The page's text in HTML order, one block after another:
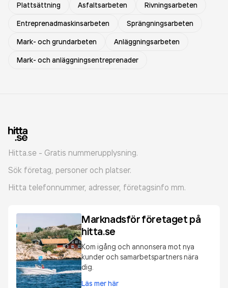
Plattsättning
Asfaltsarbeten
Rivningsarbeten
Entreprenadmaskinsarbeten
Sprängningsarbeten
Mark- och grundarbeten
Anläggningsarbeten
Mark- och anläggningsentreprenader
Hitta.se - Gratis nummerupplysning.
Sök företag, personer och platser.
Hitta telefonnummer, adresser, företagsinfo mm.
Marknadsför företaget på
hitta.se
Kom igång och annonsera mot nya
kunder och samarbetspartners nära
dig.
Läs mer här